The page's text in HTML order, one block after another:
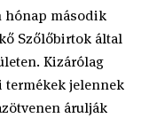
hónap második
Szőlőbirtok által
Kizárólag
termékek jelennek
árulják